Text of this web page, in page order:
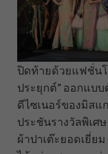
ปิดท้ายด้วยแฟชั่นโ
ประยุกต์” ออกแบ
ดีไซเนอร์ของมิสแ
ประชันรางวัลพิเศษ
ผ้าปาเต๊ะยอดเยี่ย